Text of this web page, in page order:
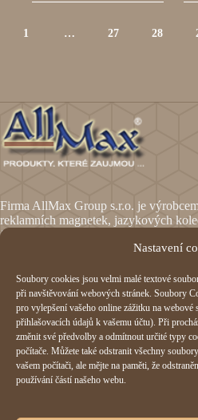
Nastavení
Soubory cookies jsou velmi malé textové
při navštěvování webových stránek. Soubory
pro vylepšení vašeho online zážitku na webové
přihlašovacích údajů k vašemu účtu). Při
změnit své předvolby a odmítnout určité typy
počítače. Můžete také odstranit všechny
vašem počítači, ale mějte na paměti, že
používání částí našeho webu.
1 … 27 28
Firma AllMax Group s.r.o. je
reklamních magnetek, jazykových
fólií.
Informace
Obchodní podmínky
Reklamační formulář
Odstoupení od smlouvy
Ochrana osobních údajů
Cookies